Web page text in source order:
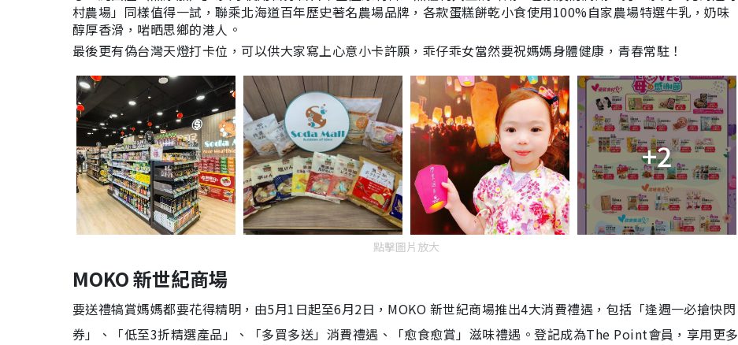
村農場」同樣值得一試，聯乘北海道百年歷史著名農場品牌，各款蛋糕餅乾小食使用100%自家農場特選牛乳，奶味
醇厚香滑，啱晒思鄉的港人。
最後更有偽台灣天燈打卡位，可以供大家寫上心意小卡許願，乖仔乖女當然要祝媽媽身體健康，青春常駐！
+2
點擊圖片放大
MOKO 新世紀商場
要送禮犒賞媽媽都要花得精明，由5月1日起至6月2日，MOKO 新世紀商場推出4大消費禮遇，包括「逢週一必搶快閃
券」、「低至3折精選產品」、「多買多送」消費禮遇、「愈食愈賞」滋味禮遇。登記成為The Point會員，享用更多